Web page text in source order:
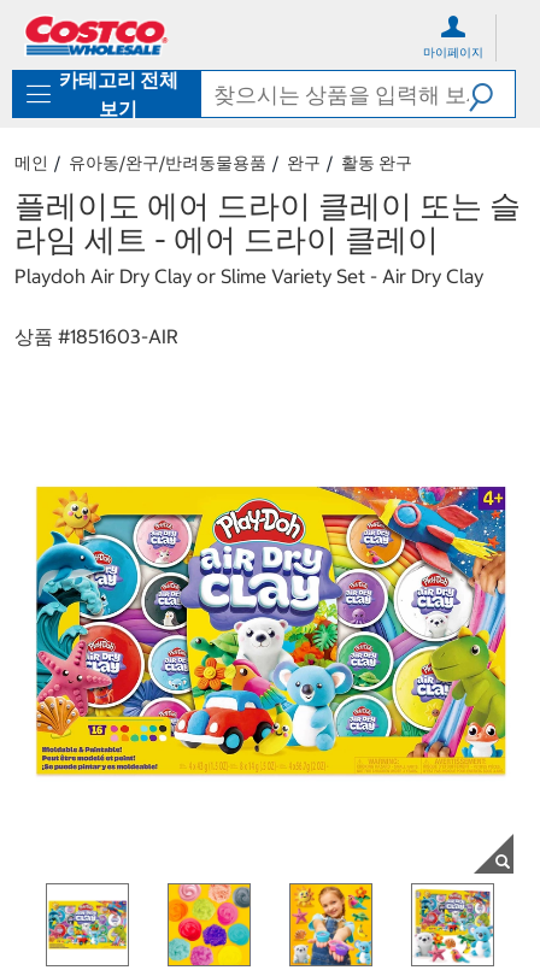
로
기
가
마이페이지
카테고리 전체
보기
메인 유아동/완구/반려동물용품 완구 활동 완구
플레이도 에어 드라이 클레이 또는 슬
라임 세트 - 에어 드라이 클레이
Playdoh Air Dry Clay or Slime Variety Set - Air Dry Clay
상품 #1851603-AIR